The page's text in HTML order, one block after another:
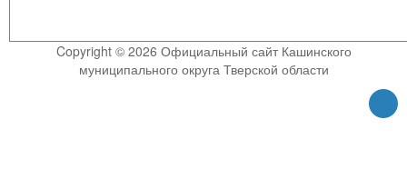
Copyright © 2026 Официальный сайт Кашинского
муниципального округа Тверской области